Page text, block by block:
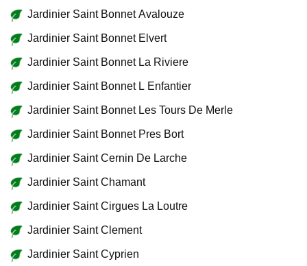
Jardinier Saint Bonnet Avalouze
Jardinier Saint Bonnet Elvert
Jardinier Saint Bonnet La Riviere
Jardinier Saint Bonnet L Enfantier
Jardinier Saint Bonnet Les Tours De Merle
Jardinier Saint Bonnet Pres Bort
Jardinier Saint Cernin De Larche
Jardinier Saint Chamant
Jardinier Saint Cirgues La Loutre
Jardinier Saint Clement
Jardinier Saint Cyprien